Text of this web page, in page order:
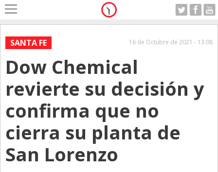
Home
A Motor
Alerta
Anticipo
Campo
Carrera & Emprendedores
Club House
Con Estilo
SANTA FE 16 de Octubre de 2021 - 13:08
Dow Chemical
revierte su decisión y
confirma que no
cierra su planta de
San Lorenzo